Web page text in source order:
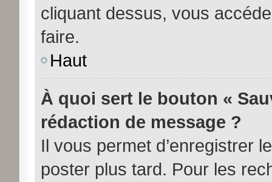
cliquant dessus, vous
faire.
Haut
À quoi sert le bouton «
rédaction de message ?
Il vous permet d’enregistrer
poster plus tard. Pour les